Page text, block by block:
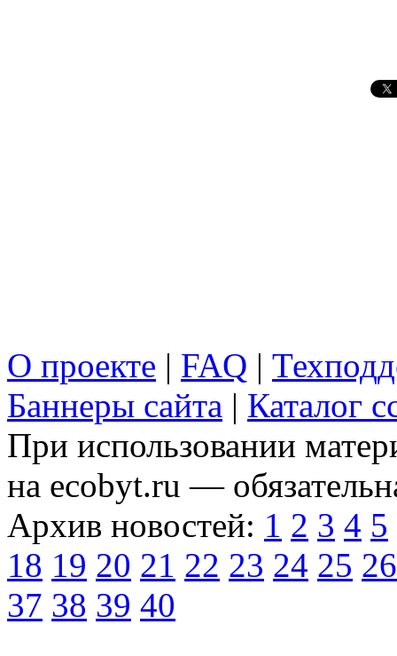
О проекте | FAQ |
Баннеры сайта | Каталог
При использовании
на ecobyt.ru —
Архив новостей: 1 2 3 4 5
18 19 20 21 22 23 24 25 26
37 38 39 40